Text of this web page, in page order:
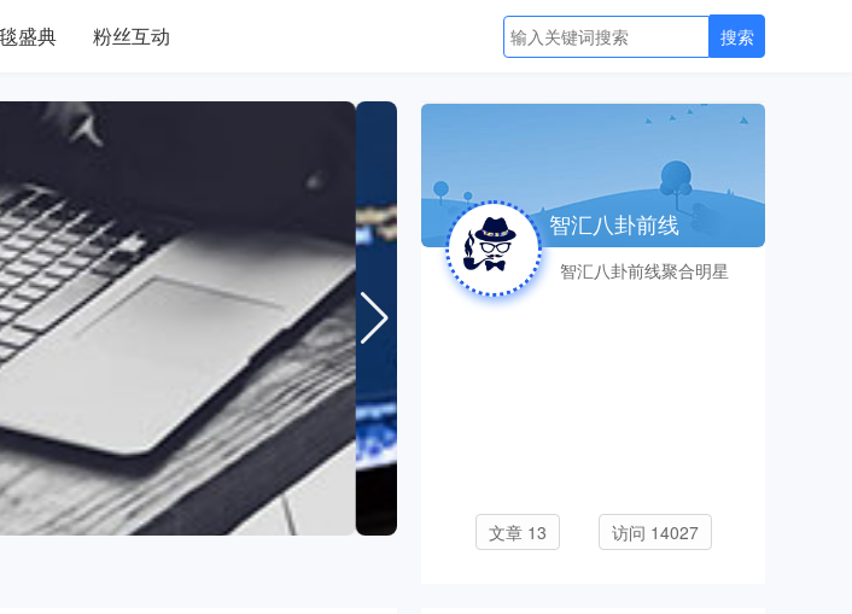
盛典 粉丝互动
智汇八卦前线
智汇八卦前线聚合明星
文章 13 访问 14027